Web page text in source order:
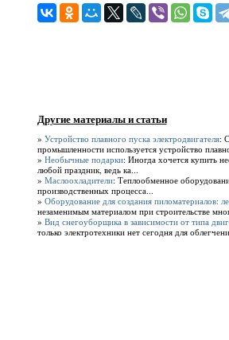
Другие материалы и статьи
» Устройство плавного пуска электродвигателя:
промышленности используется устройство
» Необычные подарки: Иногда хочется купить
любой праздник, ведь ка...
» Маслоохладители: Теплообменное
производственных процесса...
» Оборудование для создания пиломатериалов:
незаменимым материалом при строительстве
» Вид снегоуборщика в зависимости от типа
только электротехники нет сегодня для